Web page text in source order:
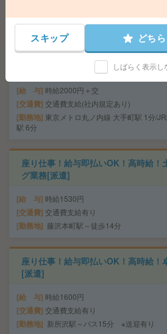
勤OK
【エルダー／シニア歓迎】休職・復
サポート＊50代活躍中[派遣]
給 与 時給2000円＋交
交通費 交通費支給(社内規定あり)
勤務地 東京メトロ丸ノ内線 大手町駅 1分/
駅 6分
座り仕事！給与即払いOK！高時給！
グ業務[派遣]
給 与 時給1530円
交通費 交通費支給有り
勤務地 藤沢本町駅～徒歩14分
座り仕事！給与即払いOK！高時給！
[派遣]
給 与 時給1600円
交通費 交通費支給有り
勤務地 新所沢駅～バス15分 ※送迎有り
スキップ どち
しばらく表示し